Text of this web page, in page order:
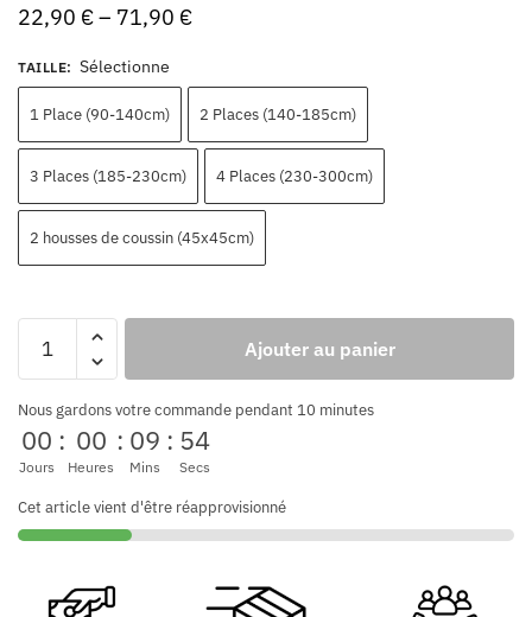
22,90 €– 71,90 €
TAILLE: Sélectionne
1 Place (90-140cm) 2 Places (140-185cm)
3 Places (185-230cm) 4 Places (230-300cm)
2 housses de coussin (45x45cm)
Ajouter au panier
Nous gardons votre commande pendant 10 minutes
00
Jours
: 00
Heures
: 09
Mins
: 52
Secs
Cet article vient d'être réapprovisionné